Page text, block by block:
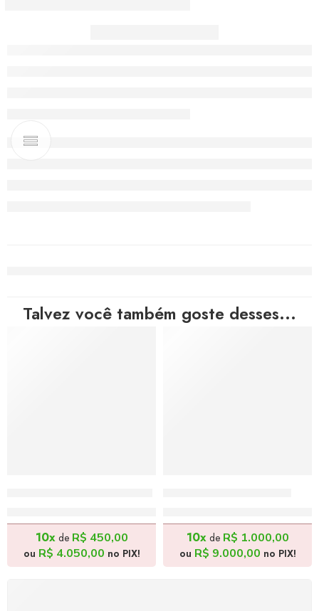
Talvez você também goste desses...
10xde R$ 450,00
ou R$ 4.050,00 no PIX!
10xde R$ 1.000,00
ou R$ 9.000,00 no PIX!